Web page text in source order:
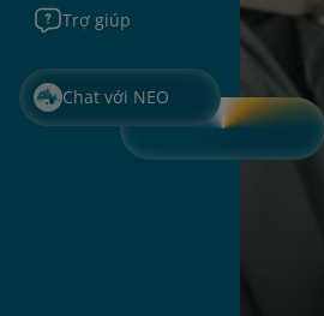
Trợ giúp
Chat với NEO